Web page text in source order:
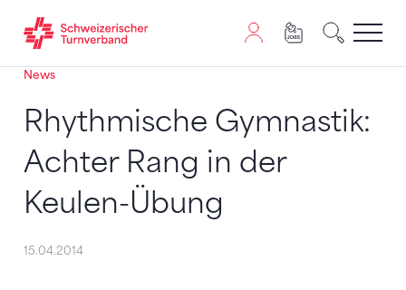
Zum Inhalt springen
Zur Sitemap navigieren
Zum Navigieren dieser Seite wird JavaScript benötigt.
News
Rhythmische Gymnastik:
Achter Rang in der
Keulen-Übung
15.04.2014